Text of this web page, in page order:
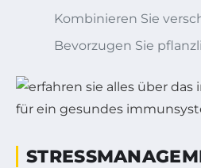
Kombinieren Sie
Bevorzugen Sie